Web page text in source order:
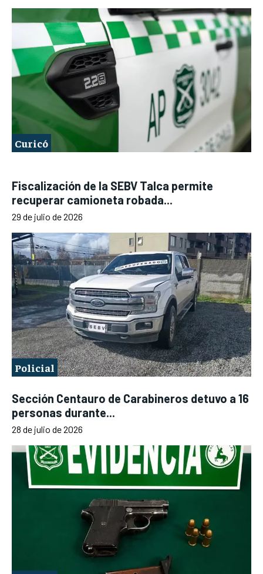
Curicó
Fiscalización de la SEBV Talca permite
recuperar camioneta robada...
29 de julio de 2026
Policial
Sección Centauro de Carabineros detuvo a 16
personas durante...
28 de julio de 2026